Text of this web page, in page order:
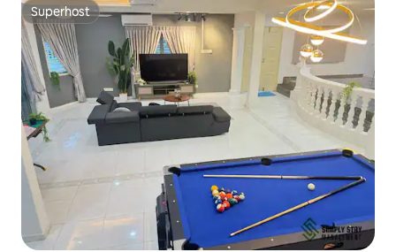
Superhost
Superhost